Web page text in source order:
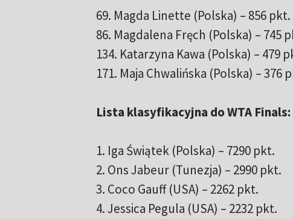
69. Magda Linette (Polska) – 856 pkt.
86. Magdalena Fręch (Polska) – 745
134. Katarzyna Kawa (Polska) – 479
171. Maja Chwalińska (Polska) – 376
Lista klasyfikacyjna do WTA Finals:
1. Iga Świątek (Polska) – 7290 pkt.
2. Ons Jabeur (Tunezja) – 2990 pkt.
3. Coco Gauff (USA) – 2262 pkt.
4. Jessica Pegula (USA) – 2232 pkt.